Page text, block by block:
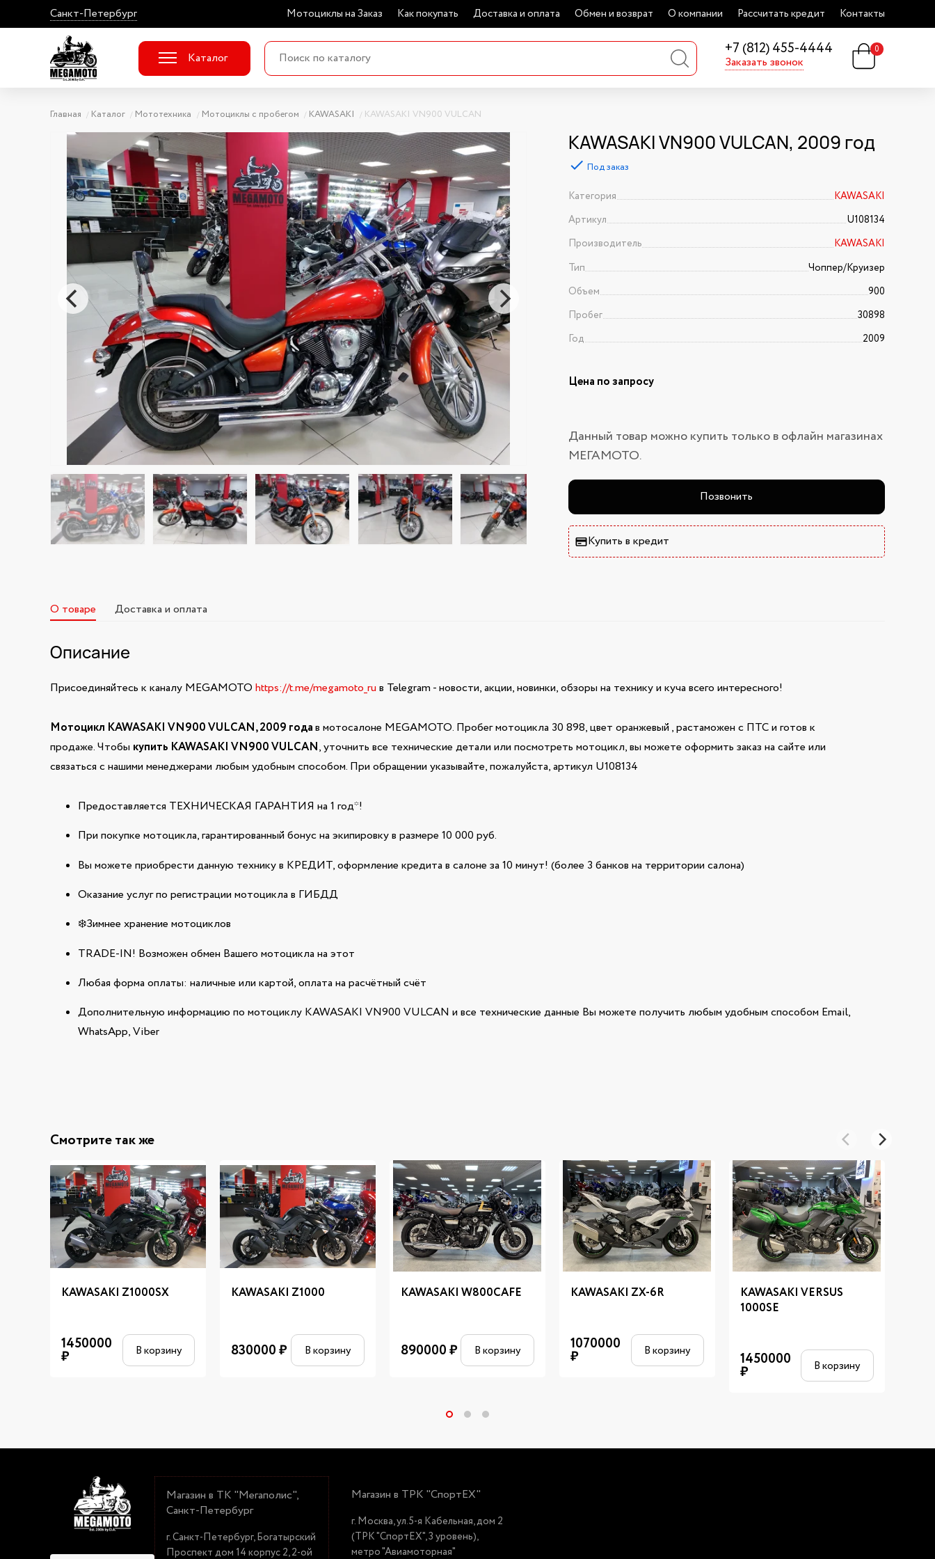
Санкт-Петербург Мотоциклы на Заказ Как покупать Доставка и оплата Обмен и возврат О компании Рассчитать кредит Контакты
+7 (812) 455-4444
Заказать звонок
Каталог
0
Главная Каталог Мототехника Мотоциклы с пробегом KAWASAKI KAWASAKI VN900 VULCAN
KAWASAKI VN900 VULCAN, 2009 год
Под заказ
Категория
KAWASAKI
Артикул
U108134
Производитель
KAWASAKI
Тип
Чоппер/Круизер
Объем
900
Пробег
30898
Год
2009
Цена по запросу
Данный товар можно купить только в офлайн магазинах
МЕГАМОТО.
Позвонить
Купить в кредит
О товаре Доставка и оплата
Описание
Присоединяйтесь к каналу MEGAMOTO https://t.me/megamoto_ru в Telegram - новости, акции, новинки, обзоры на технику и куча всего интересного!
Мотоцикл KAWASAKI VN900 VULCAN, 2009 годав мотосалоне MEGAMOTO. Пробег мотоцикла 30 898, цвет оранжевый , растаможен с ПТС и готов к
продаже. Чтобы купить KAWASAKI VN900 VULCAN, уточнить все технические детали или посмотреть мотоцикл, вы можете оформить заказ на сайте или
связаться с нашими менеджерами любым удобным способом. При обращении указывайте, пожалуйста, артикул U108134
Предоставляется ТЕХНИЧЕСКАЯ ГАРАНТИЯ на 1 год*!
При покупке мотоцикла, гарантированный бонус на экипировку в размере 10 000 руб.
Вы можете приобрести данную технику в КРЕДИТ, оформление кредита в салоне за 10 минут! (более 3 банков на территории салона)
Оказание услуг по регистрации мотоцикла в ГИБДД
❄️Зимнее хранение мотоциклов
TRADE-IN! Возможен обмен Вашего мотоцикла на этот
Любая форма оплаты: наличные или картой, оплата на расчётный счёт
Дополнительную информацию по мотоциклу KAWASAKI VN900 VULCAN и все технические данные Вы можете получить любым удобным способом Email,
WhatsApp, Viber
Смотрите так же
KAWASAKI Z1000SX
1450000
₽ В корзину
KAWASAKI Z1000
830000₽ В корзину
KAWASAKI W800CAFE
890000₽ В корзину
KAWASAKI ZX-6R
1070000
₽ В корзину
KAWASAKI VERSUS
1000SE
1450000
₽ В корзину
Магазин в ТК "Мегаполис",
Санкт-Петербург
г. Санкт-Петербург, Богатырский
Проспект дом 14 корпус 2, 2-ой
Магазин в ТРК "СпортЕХ"
г. Москва, ул.5-я Кабельная, дом 2
(ТРК "СпортЕХ", 3 уровень),
метро "Авиамоторная"